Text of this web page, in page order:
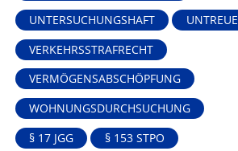
UNTERSUCHUNGSHAFT
UNTREUE
VERKEHRSSTRAFRECHT
VERMÖGENSABSCHÖPFUNG
WOHNUNGSDURCHSUCHUNG
§ 17 JGG
§ 153 STPO